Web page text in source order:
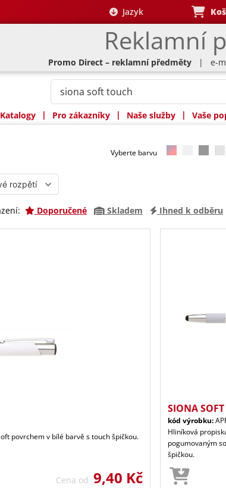
Reklamní
Jazyk
Promo Direct – reklamní předměty | e-
Katalogy | Pro zákazníky | Naše služby | Vaše
Vyberte barvu
Doporučené Skladem Ihned k odběru
povrchem v bílé barvě s touch špičkou.
Cena od 9,40 Kč
SIONA
kód výrobku:
Hliníková
pogumovaným
špičkou.